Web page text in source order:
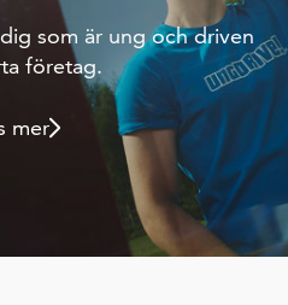
som är ung och driven
företag.
mer